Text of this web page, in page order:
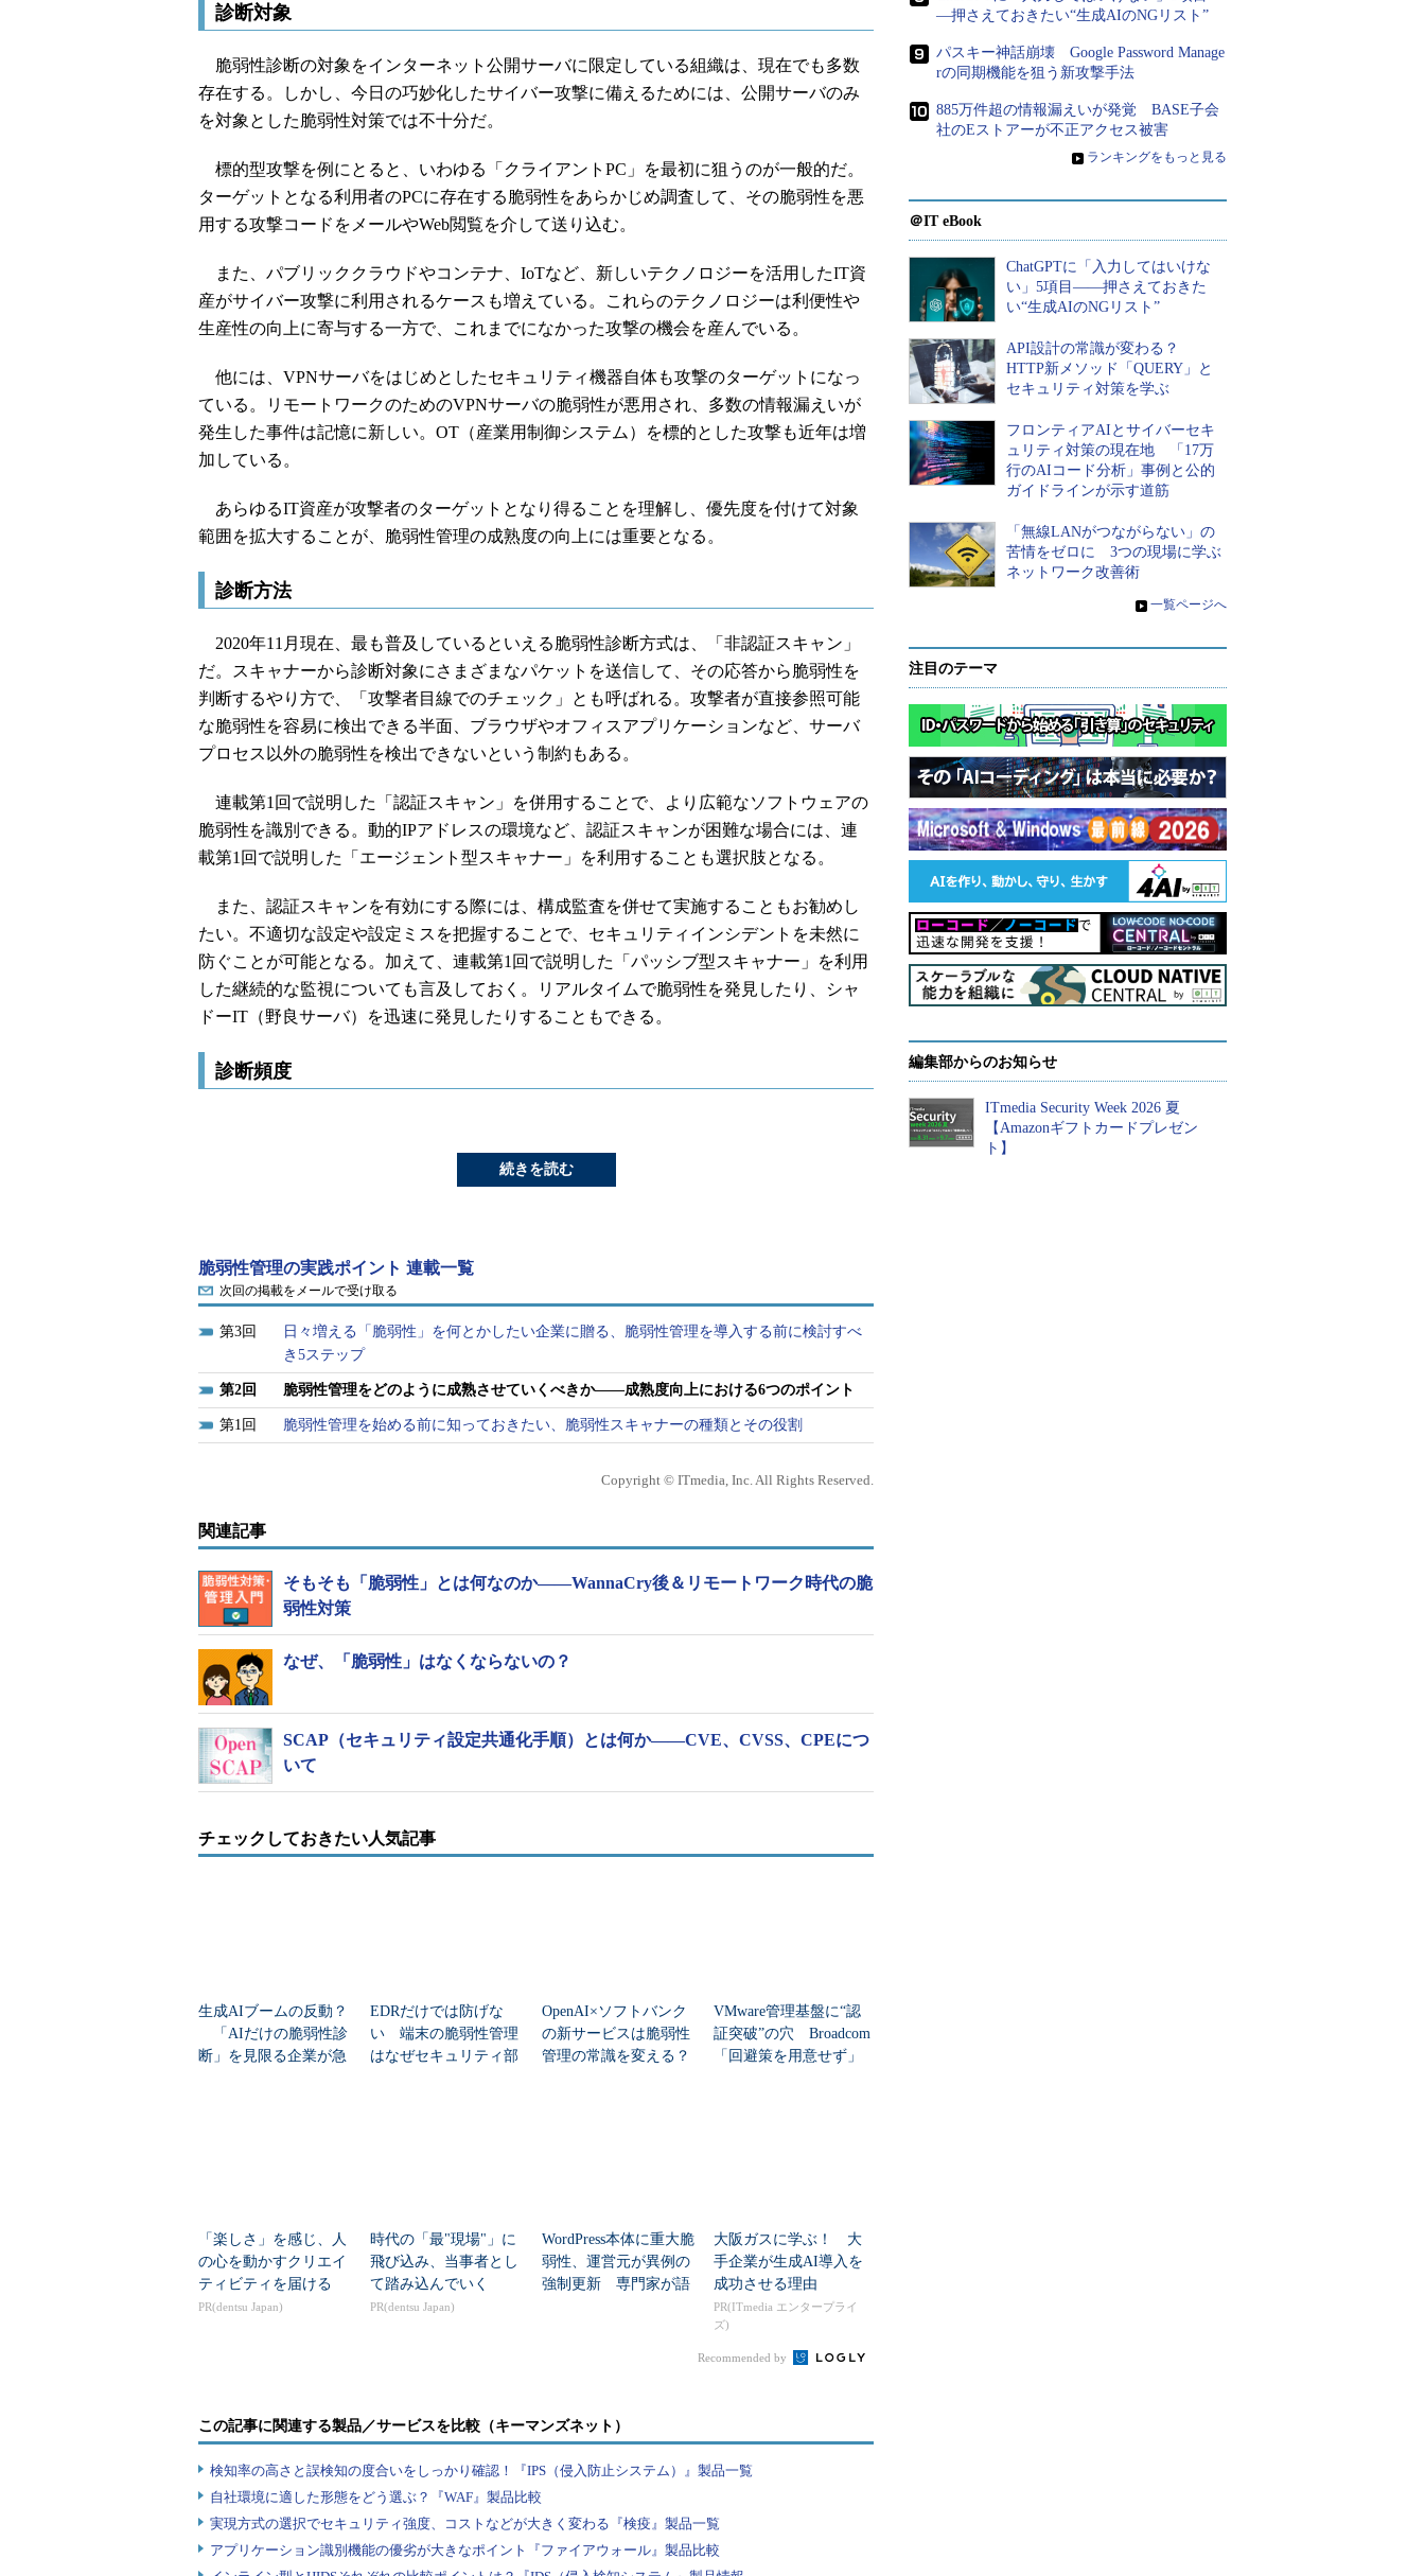
診断対象
脆弱性診断の対象をインターネット公開サーバに限定している組織は、現在でも多数
存在する。しかし、今日の巧妙化したサイバー攻撃に備えるためには、公開サーバのみ
を対象とした脆弱性対策では不十分だ。
標的型攻撃を例にとると、いわゆる「クライアントPC」を最初に狙うのが一般的だ。
ターゲットとなる利用者のPCに存在する脆弱性をあらかじめ調査して、その脆弱性を悪
用する攻撃コードをメールやWeb閲覧を介して送り込む。
また、パブリッククラウドやコンテナ、IoTなど、新しいテクノロジーを活用したIT資
産がサイバー攻撃に利用されるケースも増えている。これらのテクノロジーは利便性や
生産性の向上に寄与する一方で、これまでになかった攻撃の機会を産んでいる。
他には、VPNサーバをはじめとしたセキュリティ機器自体も攻撃のターゲットになっ
ている。リモートワークのためのVPNサーバの脆弱性が悪用され、多数の情報漏えいが
発生した事件は記憶に新しい。OT（産業用制御システム）を標的とした攻撃も近年は増
加している。
あらゆるIT資産が攻撃者のターゲットとなり得ることを理解し、優先度を付けて対象
範囲を拡大することが、脆弱性管理の成熟度の向上には重要となる。
診断方法
2020年11月現在、最も普及しているといえる脆弱性診断方式は、「非認証スキャン」
だ。スキャナーから診断対象にさまざまなパケットを送信して、その応答から脆弱性を
判断するやり方で、「攻撃者目線でのチェック」とも呼ばれる。攻撃者が直接参照可能
な脆弱性を容易に検出できる半面、ブラウザやオフィスアプリケーションなど、サーバ
プロセス以外の脆弱性を検出できないという制約もある。
連載第1回で説明した「認証スキャン」を併用することで、より広範なソフトウェアの
脆弱性を識別できる。動的IPアドレスの環境など、認証スキャンが困難な場合には、連
載第1回で説明した「エージェント型スキャナー」を利用することも選択肢となる。
また、認証スキャンを有効にする際には、構成監査を併せて実施することもお勧めし
たい。不適切な設定や設定ミスを把握することで、セキュリティインシデントを未然に
防ぐことが可能となる。加えて、連載第1回で説明した「パッシブ型スキャナー」を利用
した継続的な監視についても言及しておく。リアルタイムで脆弱性を発見したり、シャ
ドーIT（野良サーバ）を迅速に発見したりすることもできる。
診断頻度
続きを読む
脆弱性管理の実践ポイント 連載一覧
次回の掲載をメールで受け取る
3
日々増える「脆弱性」を何とかしたい企業に贈る、脆弱性管理を導入する前に検討すべ
き5ステップ
2 脆弱性管理をどのように成熟させていくべきか――成熟度向上における6つのポイント
1 脆弱性管理を始める前に知っておきたい、脆弱性スキャナーの種類とその役割
Copyright © ITmedia, Inc. All Rights Reserved.
関連記事
そもそも「脆弱性」とは何なのか――WannaCry後＆リモートワーク時代の脆
弱性対策
なぜ、「脆弱性」はなくならないの？
SCAP（セキュリティ設定共通化手順）とは何か――CVE、CVSS、CPEにつ
いて
チェックしておきたい人気記事
生成AIブームの反動？
「AIだけの脆弱性診
断」を見限る企業が急
EDRだけでは防げな
い 端末の脆弱性管理
はなぜセキュリティ部
OpenAI×ソフトバンク
の新サービスは脆弱性
管理の常識を変える？
VMware管理基盤に“認
証突破”の穴 Broadcom
「回避策を用意せず」
「楽しさ」を感じ、人
の心を動かすクリエイ
ティビティを届ける
PR(dentsu Japan)
時代の「最"現場"」に
飛び込み、当事者とし
て踏み込んでいく
PR(dentsu Japan)
WordPress本体に重大脆
弱性、運営元が異例の
強制更新 専門家が語
大阪ガスに学ぶ！ 大
手企業が生成AI導入を
成功させる理由
PR(ITmedia エンタープライ
ズ)
Recommended by
この記事に関連する製品／サービスを比較（キーマンズネット）
検知率の高さと誤検知の度合いをしっかり確認！『IPS（侵入防止システム）』製品一覧
自社環境に適した形態をどう選ぶ？『WAF』製品比較
実現方式の選択でセキュリティ強度、コストなどが大きく変わる『検疫』製品一覧
アプリケーション識別機能の優劣が大きなポイント『ファイアウォール』製品比較
―押さえておきたい“生成AIのNGリスト”
パスキー神話崩壊 Google Password Manage
rの同期機能を狙う新攻撃手法
885万件超の情報漏えいが発覚 BASE子会
社のEストアーが不正アクセス被害
» ランキングをもっと見る
＠IT eBook
ChatGPTに「入力してはいけな
い」5項目――押さえておきた
い“生成AIのNGリスト”
API設計の常識が変わる？
HTTP新メソッド「QUERY」と
セキュリティ対策を学ぶ
フロンティアAIとサイバーセキ
ュリティ対策の現在地 「17万
行のAIコード分析」事例と公的
ガイドラインが示す道筋
「無線LANがつながらない」の
苦情をゼロに 3つの現場に学ぶ
ネットワーク改善術
» 一覧ページへ
注目のテーマ
編集部からのお知らせ
ITmedia Security Week 2026 夏
【Amazonギフトカードプレゼン
ト】